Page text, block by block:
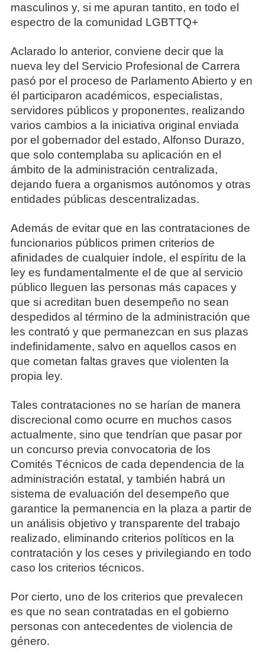
masculinos y, si me apuran tantito, en todo el
espectro de la comunidad LGBTTQ+
Aclarado lo anterior, conviene decir que la
nueva ley del Servicio Profesional de Carrera
pasó por el proceso de Parlamento Abierto y en
él participaron académicos, especialistas,
servidores públicos y proponentes, realizando
varios cambios a la iniciativa original enviada
por el gobernador del estado, Alfonso Durazo,
que solo contemplaba su aplicación en el
ámbito de la administración centralizada,
dejando fuera a organismos autónomos y otras
entidades públicas descentralizadas.
Además de evitar que en las contrataciones de
funcionarios públicos primen criterios de
afinidades de cualquier índole, el espíritu de la
ley es fundamentalmente el de que al servicio
público lleguen las personas más capaces y
que si acreditan buen desempeño no sean
despedidos al término de la administración que
les contrató y que permanezcan en sus plazas
indefinidamente, salvo en aquellos casos en
que cometan faltas graves que violenten la
propia ley.
Tales contrataciones no se harían de manera
discrecional como ocurre en muchos casos
actualmente, sino que tendrían que pasar por
un concurso previa convocatoria de los
Comités Técnicos de cada dependencia de la
administración estatal, y también habrá un
sistema de evaluación del desempeño que
garantice la permanencia en la plaza a partir de
un análisis objetivo y transparente del trabajo
realizado, eliminando criterios políticos en la
contratación y los ceses y privilegiando en todo
caso los criterios técnicos.
Por cierto, uno de los criterios que prevalecen
es que no sean contratadas en el gobierno
personas con antecedentes de violencia de
género.